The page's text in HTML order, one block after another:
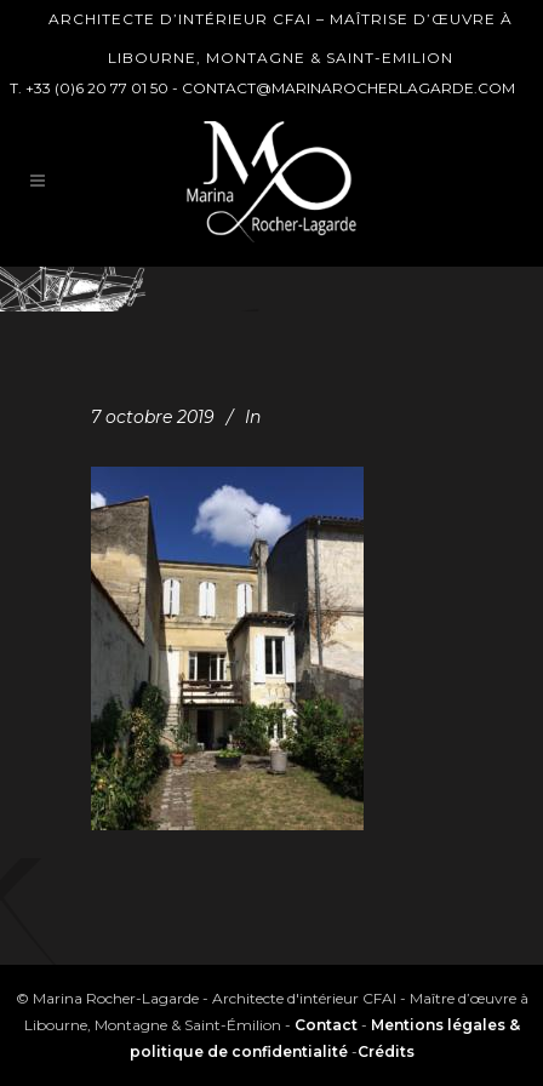
ARCHITECTE D’INTÉRIEUR CFAI – MAÎTRISE D’ŒUVRE À
LIBOURNE, MONTAGNE & SAINT-EMILION
T. +33 (0)6 20 77 01 50 - CONTACT@MARINAROCHERLAGARDE.COM
7 octobre 2019 In
© Marina Rocher-Lagarde - Architecte d'intérieur CFAI - Maître d’œuvre à
Libourne, Montagne & Saint-Émilion - Contact- Mentions légales &
politique de confidentialité-Crédits